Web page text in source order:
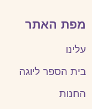
מפת האתר
עלינו
בית הספר ליוגה
החנות